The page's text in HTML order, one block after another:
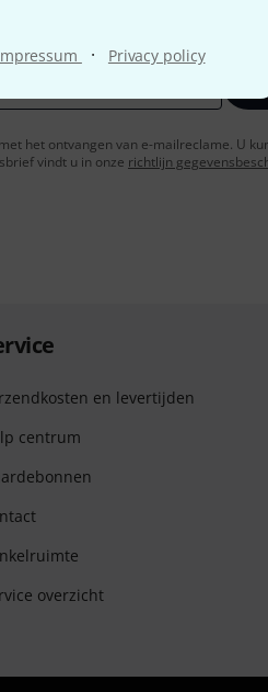
· Privacy policy
het ontvangen van e-mailreclame. U
vindt u in onze richtlijn
en levertijden
centrum
overzicht